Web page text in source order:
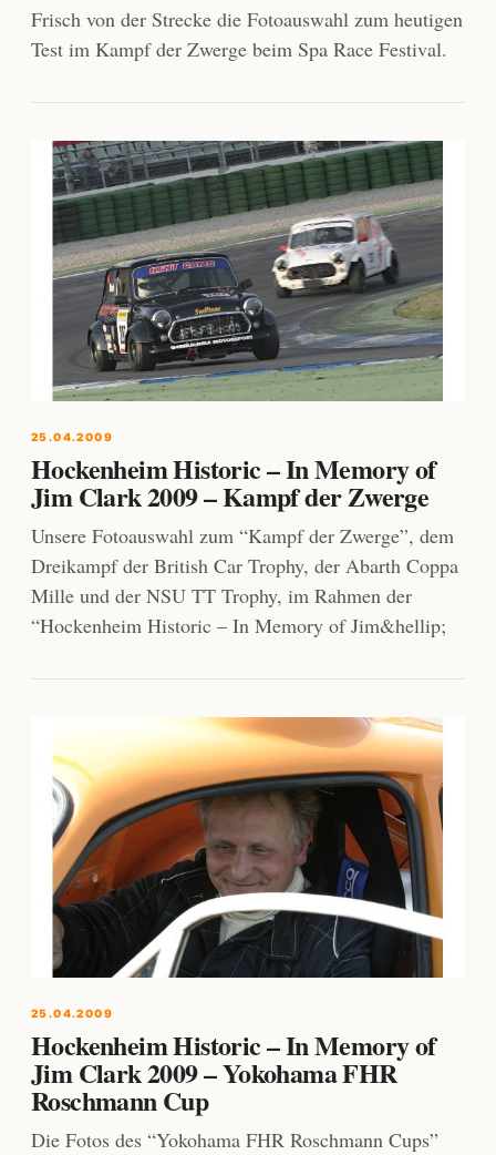
Frisch von der Strecke die Fotoauswahl zum heutigen
Test im Kampf der Zwerge beim Spa Race Festival.
25.04.2009
Hockenheim Historic – In Memory of
Jim Clark 2009 – Kampf der Zwerge
Unsere Fotoauswahl zum “Kampf der Zwerge”, dem
Dreikampf der British Car Trophy, der Abarth Coppa
Mille und der NSU TT Trophy, im Rahmen der
“Hockenheim Historic – In Memory of Jim&hellip;
25.04.2009
Hockenheim Historic – In Memory of
Jim Clark 2009 – Yokohama FHR
Roschmann Cup
Die Fotos des “Yokohama FHR Roschmann Cups”